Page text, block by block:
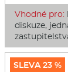
Vhodné pro:
diskuze,
SLEVA 23 %